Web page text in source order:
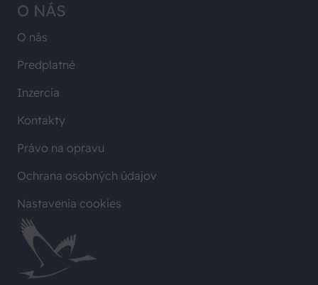
O NÁS
O nás
Predplatné
Inzercia
Kontakty
Právo na opravu
Ochrana osobných údajov
Nastavenia cookies